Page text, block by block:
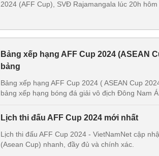
2024 (AFF Cup), SVĐ Rajamangala lúc 20h
Bảng xếp hạng AFF Cup 2024 (ASEAN
bảng
Bảng xếp hạng AFF Cup 2024 ( ASEAN Cup
bảng xếp hạng bóng đá giải vô địch Đông Nam
Lịch thi đấu AFF Cup 2024 mới nhất
Lịch thi đấu AFF Cup 2024 - VietNamNet cập
(Asean Cup) nhanh, đầy đủ và chính xác.